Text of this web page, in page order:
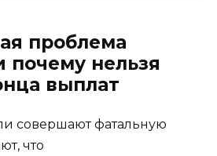
проблема
почему нельзя
выплат
совершают фатальную
что